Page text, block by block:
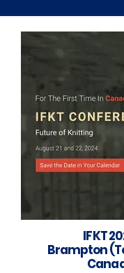
IFKT
Brampton